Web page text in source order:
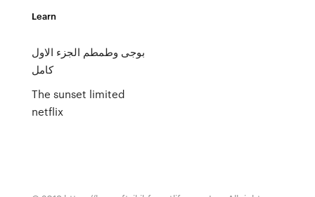
Learn
بوجى وطمطم الجزء الاول
كامل
The sunset limited
netflix